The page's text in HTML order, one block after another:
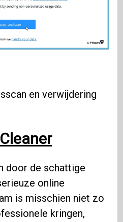
en verwijdering
door de schattige
online
is misschien niet zo
kringen,